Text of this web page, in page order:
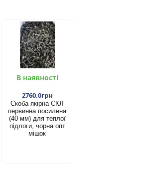
В наявності
2760.0грн
Скоба якірна СКЛ
первинна посилена
(40 мм) для теплої
підлоги, чорна опт
мішок